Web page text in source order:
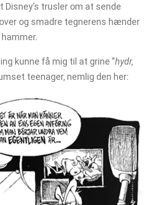
Disney’s trusler om at sende
og smadre tegnerens hænder
kunne få mig til at grine ”hydr,
teenager, nemlig den her: